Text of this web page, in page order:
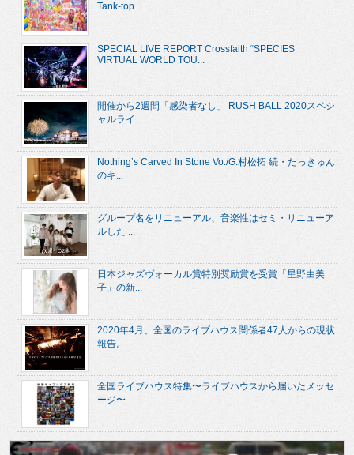
Tank-top...
SPECIAL LIVE REPORT Crossfaith “SPECIES
VIRTUAL WORLD TOU...
開催から2週間「感染者なし」 RUSH BALL 2020スペシ
ャルライ...
Nothing’s Carved In Stone Vo./G.村松拓 続・たっきゅん
のキ...
グループ名をリニューアル、音楽性はセミ・リニューア
ルした ...
日本ジャズヴォーカル賞特別奨励賞を受賞「星野由美
子」の新...
2020年4月、全国のライブハウス関係者47人からの現状
報告。
全国ライブハウス特集〜ライブハウスから届いたメッセ
ージ〜